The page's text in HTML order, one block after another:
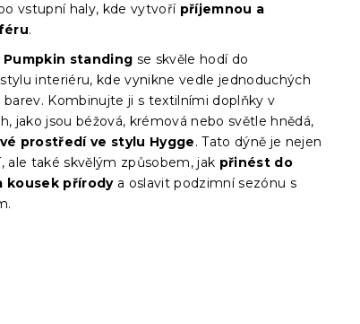
vstupní haly, kde vytvoří příjemnou a
.
Pumpkin standing se skvěle hodí do
interiéru, kde vynikne vedle jednoduchých
barev. Kombinujte ji s textilními doplňky v
jako jsou béžová, krémová nebo světle hnědá,
prostředí ve stylu Hygge. Tato dýně je nejen
ale také skvělým způsobem, jak přinést do
kousek přírodya oslavit podzimní sezónu s